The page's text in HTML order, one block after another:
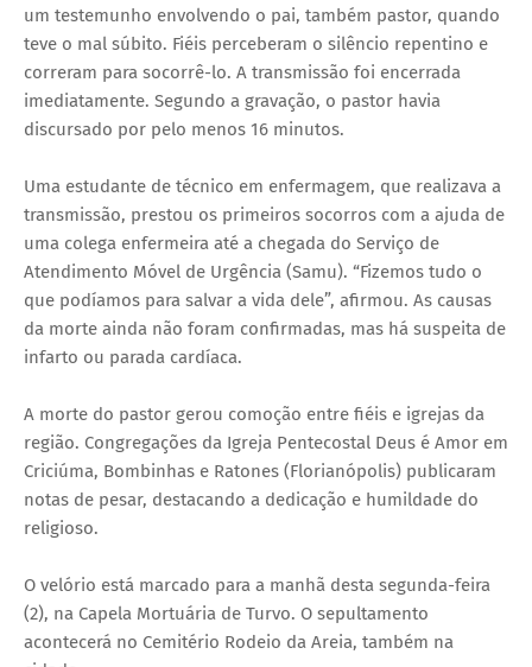
um testemunho envolvendo o pai, também pastor, quando
teve o mal súbito. Fiéis perceberam o silêncio repentino e
correram para socorrê-lo. A transmissão foi encerrada
imediatamente. Segundo a gravação, o pastor havia
discursado por pelo menos 16 minutos.
Uma estudante de técnico em enfermagem, que realizava a
transmissão, prestou os primeiros socorros com a ajuda de
uma colega enfermeira até a chegada do Serviço de
Atendimento Móvel de Urgência (Samu). “Fizemos tudo o
que podíamos para salvar a vida dele”, afirmou. As causas
da morte ainda não foram confirmadas, mas há suspeita de
infarto ou parada cardíaca.
A morte do pastor gerou comoção entre fiéis e igrejas da
região. Congregações da Igreja Pentecostal Deus é Amor em
Criciúma, Bombinhas e Ratones (Florianópolis) publicaram
notas de pesar, destacando a dedicação e humildade do
religioso.
O velório está marcado para a manhã desta segunda-feira
(2), na Capela Mortuária de Turvo. O sepultamento
acontecerá no Cemitério Rodeio da Areia, também na